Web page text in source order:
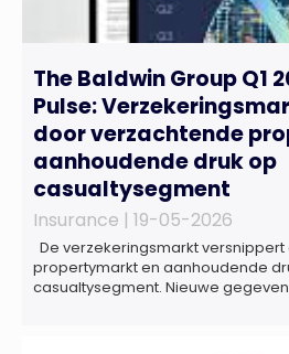
The Baldwin Group Q1
Pulse:
door verzachtende
aanhoudende druk op
casualtysegment
Insurance | 19-05-2026
De verzekeringsmarkt
propertymarkt en aanhoudende
casualtysegment. Nieuwe